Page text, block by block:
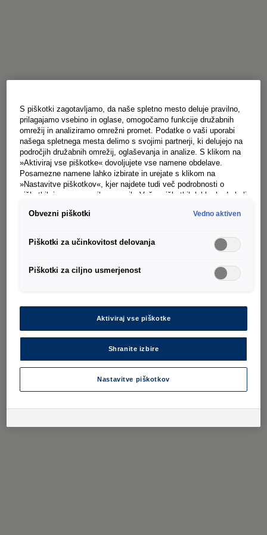
S piškotki zagotavljamo, da naše spletno mesto deluje pravilno,
prilagajamo vsebino in oglase, omogočamo funkcije družabnih
omrežij in analiziramo omrežni promet. Podatke o vaši uporabi
našega spletnega mesta delimo s svojimi partnerji, ki delujejo na
področjih družabnih omrežij, oglaševanja in analize. S klikom na
»Aktiviraj vse piškotke« dovoljujete vse namene obdelave.
Posamezne namene lahko izbirate in urejate s klikom na
»Nastavitve piškotkov«, kjer najdete tudi več podrobnosti o
piškotkih in posameznih namenih. Več o piškotkih lahko kadarkoli
privolitve.
Obvezni piškotki Vedno aktiven
Piškotki za učinkovitost delovanja
Piškotki za ciljno usmerjenost
Aktiviraj vse piškotke
Shranite izbire
Nastavitve piškotkov